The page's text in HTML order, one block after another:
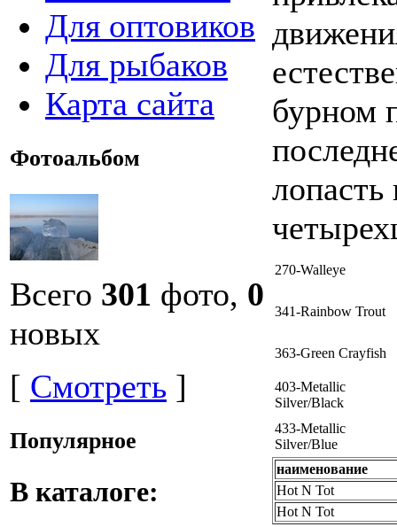
Для оптовиков
Для рыбаков
Карта сайта
Фотоальбом
Всего 301 фото, 0
новых
[ Смотреть ]
Популярное
В каталоге:
бурном
лопасть
270-Walleye
341-Rainbow Trout
363-Green Crayfish
403-Metallic
Silver/Black
433-Metallic
Silver/Blue
наименование
Hot N Tot
Hot N Tot